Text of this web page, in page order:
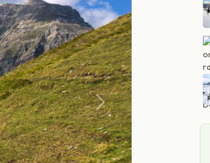
Suivant